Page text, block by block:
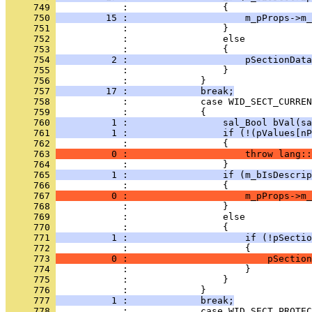
     749
     750
15 :                     m_pProps-
     751
     752
     753
     754
2 :
     755
     756
     757
         17 :             break;
     758
     759
     760
1 :                 sal_Bool
     761
1 :                 if
     762
     763
0 :                     throw
     764
     765
1 :                 if
     766
     767
0 :                     m_pProps-
     768
     769
     770
     771
1 :                     if
     772
     773
0 :
     774
     775
     776
     777
          1 :             break;